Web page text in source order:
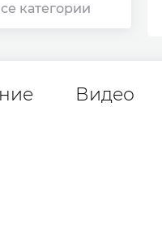
категории
Видео